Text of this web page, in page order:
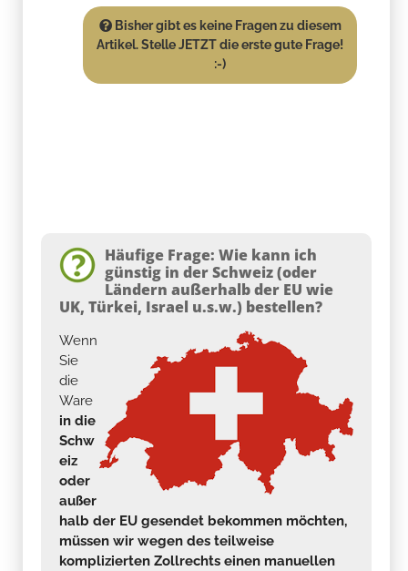
Bisher gibt es keine Fragen zu diesem
Artikel. Stelle JETZT die erste gute Frage!
:-)
Häufige Frage: Wie kann ich
günstig in der Schweiz (oder
Ländern außerhalb der EU wie
UK, Türkei, Israel u.s.w.) bestellen?
Wenn
Sie
die
Ware
in die
Schw
eiz
oder
außer
halb der EU gesendet bekommen möchten,
müssen wir wegen des teilweise
komplizierten Zollrechts einen manuellen